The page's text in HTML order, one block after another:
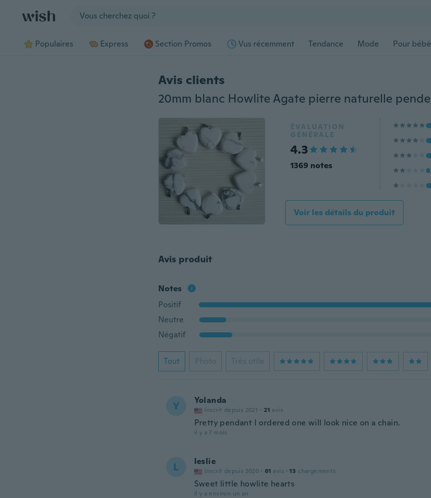
Populaires Express Section Promos Vus récemment Tendance Mode Pour bébé
Avis clients
ÉVALUATION
GÉNÉRALE
4.3
1369 notes
Voir les détails du produit
Avis produit
Notes
Positif
Neutre
Négatif
Tout Photo Très utile
Y Yolanda
Inscrit depuis 2021 · 21 avis
Pretty pendant I ordered one will look nice on a chain.
il y a 7 mois
L leslie
Inscrit depuis 2020 · 61 avis · 13 chargements
Sweet little howlite hearts
il y a environ un an